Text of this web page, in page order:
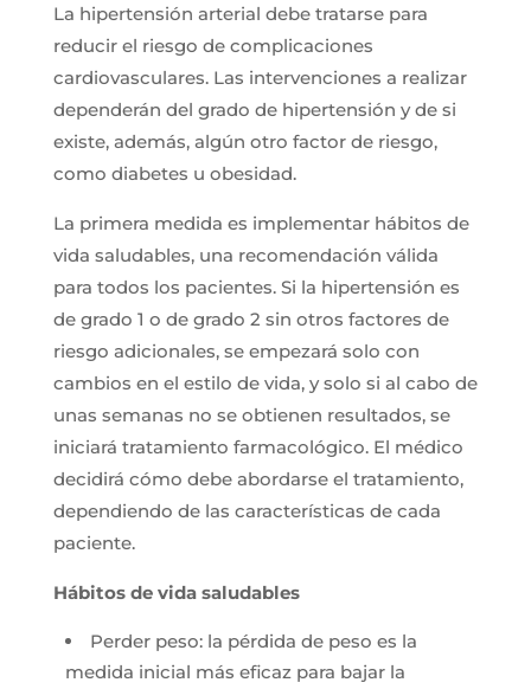
La hipertensión arterial debe tratarse para
reducir el riesgo de complicaciones
cardiovasculares. Las intervenciones a realizar
dependerán del grado de hipertensión y de si
existe, además, algún otro factor de riesgo,
como diabetes u obesidad.
La primera medida es implementar hábitos de
vida saludables, una recomendación válida
para todos los pacientes. Si la hipertensión es
de grado 1 o de grado 2 sin otros factores de
riesgo adicionales, se empezará solo con
cambios en el estilo de vida, y solo si al cabo de
unas semanas no se obtienen resultados, se
iniciará tratamiento farmacológico. El médico
decidirá cómo debe abordarse el tratamiento,
dependiendo de las características de cada
paciente.
Hábitos de vida saludables
Perder peso: la pérdida de peso es la
medida inicial más eficaz para bajar la